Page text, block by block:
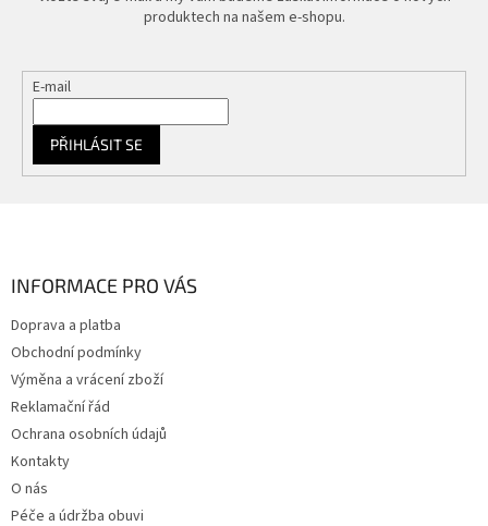
produktech na našem e-shopu.
E-mail
PŘIHLÁSIT SE
INFORMACE PRO VÁS
Doprava a platba
Obchodní podmínky
Výměna a vrácení zboží
Reklamační řád
Ochrana osobních údajů
Kontakty
O nás
Péče a údržba obuvi